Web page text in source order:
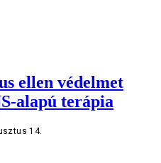
ellen védelmet
alapú terápia
14.